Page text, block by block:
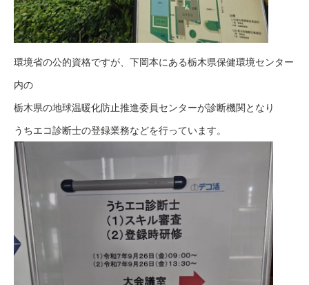
環境省の公的資格ですが、下岡本にある栃木県保健環境センター
内の
栃木県の地球温暖化防止推進委員センターが診断機関となり
うちエコ診断士の登録業務などを行っています。